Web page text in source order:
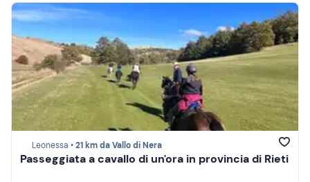
Leonessa •21 km da Vallo di Nera
Passeggiata a cavallo di un'ora in provincia di Rieti